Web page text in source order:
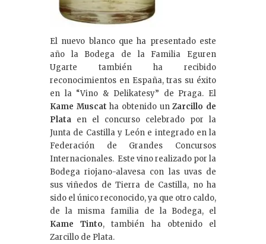
El nuevo blanco que ha presentado este
año la Bodega de la Familia Eguren
Ugarte también ha recibido
reconocimientos en España, tras su éxito
en la “Vino & Delikatesy” de Praga. El
Kame Muscat ha obtenido unZarcillo de
Plata en el concurso celebrado por la
Junta de Castilla y León e integrado en la
Federación de Grandes Concursos
Internacionales. Este vino realizado por la
Bodega riojano-alavesa con las uvas de
sus viñedos de Tierra de Castilla, no ha
sido el único reconocido, ya que otro caldo,
de la misma familia de la Bodega, el
Kame Tinto, también ha obtenido el
Zarcillo de Plata.